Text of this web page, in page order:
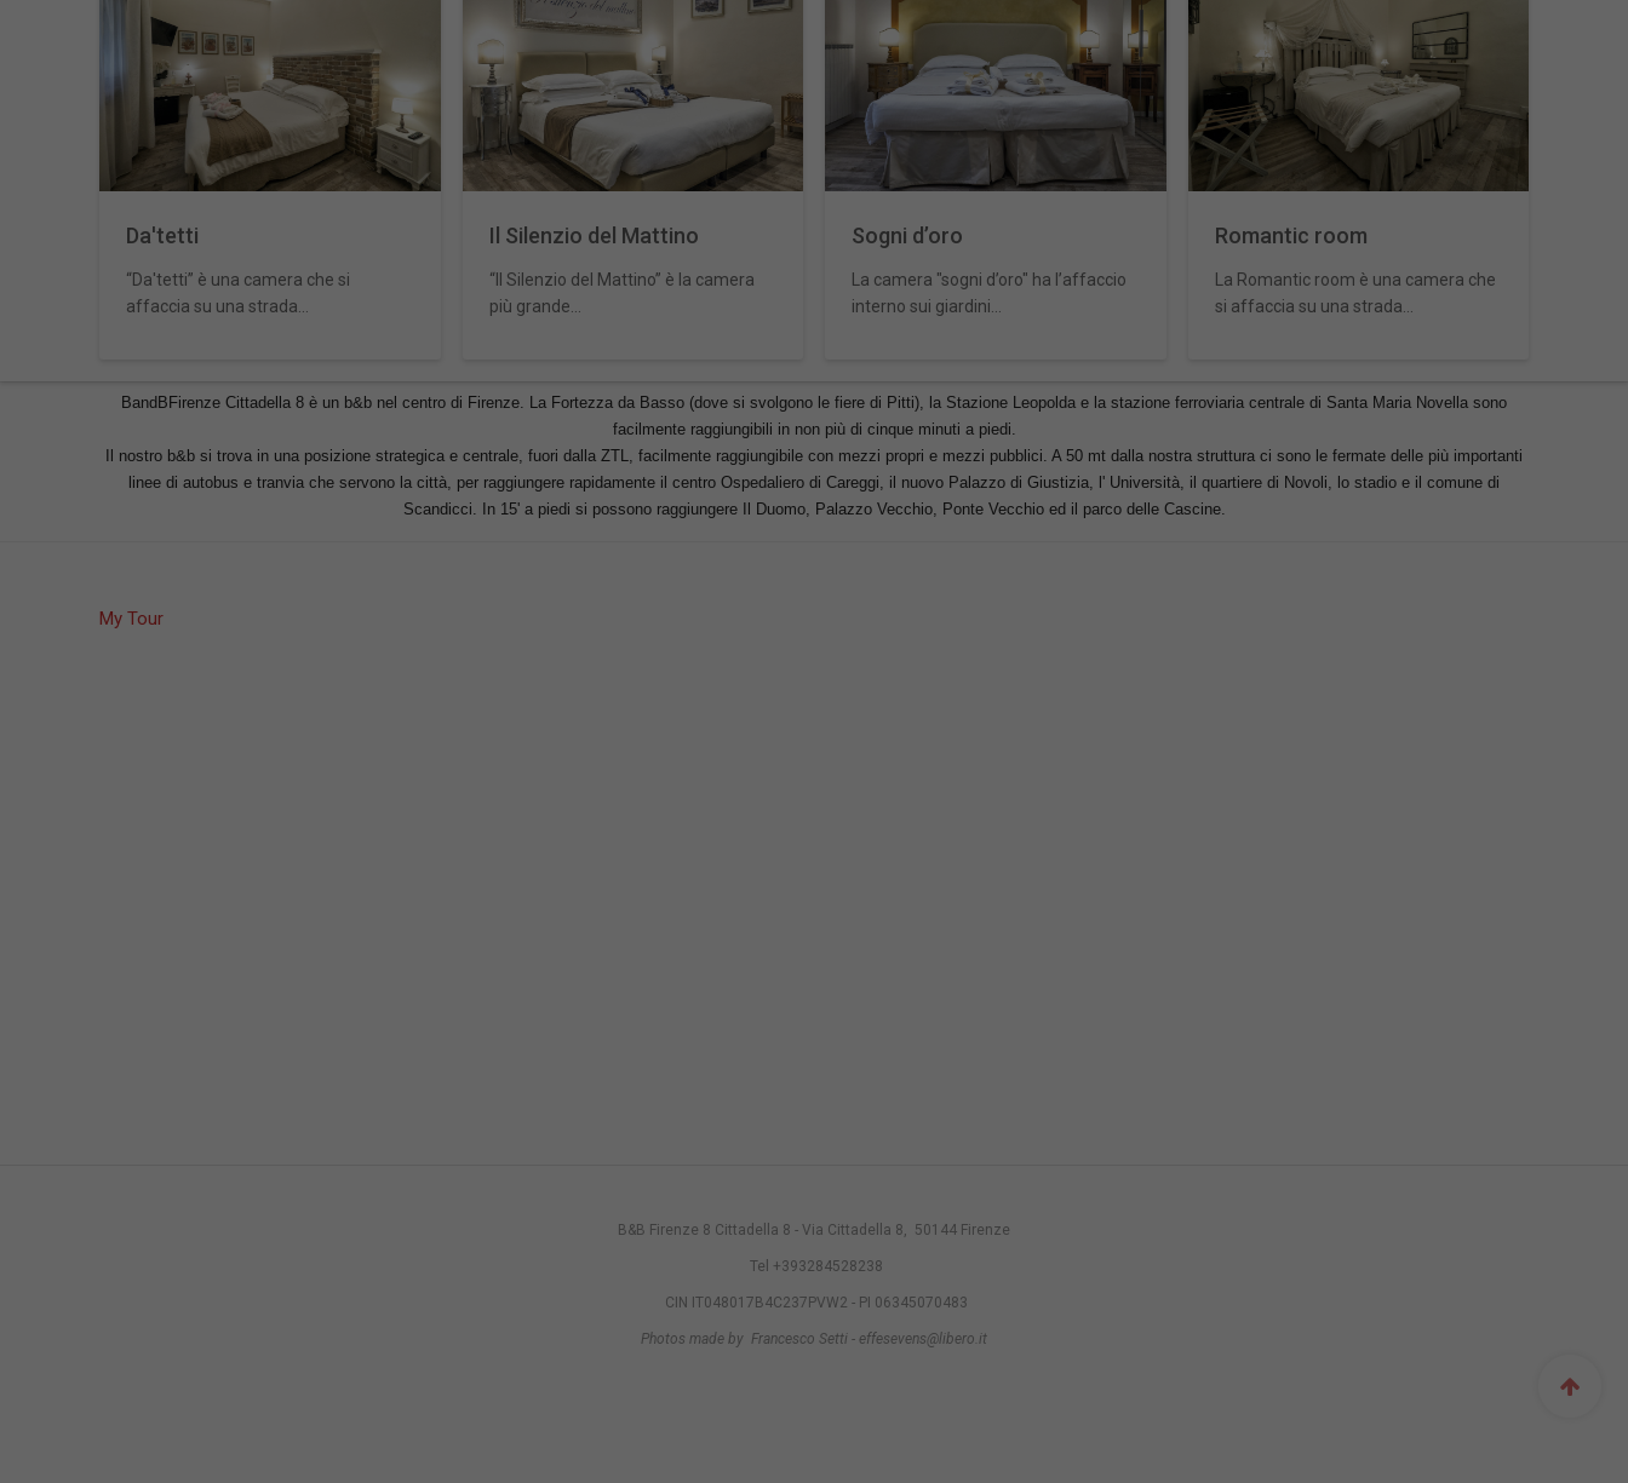
Da'tetti
“Da'tetti” è una camera che si
affaccia su una strada...
Il Silenzio del Mattino
“Il Silenzio del Mattino” è la camera
più grande...
Sogni d’oro
La camera "sogni d’oro" ha l’affaccio
interno sui giardini...
Romantic room
La Romantic room è una camera che
si affaccia su una strada...
BandBFirenze Cittadella 8 è un b&b nel centro di Firenze. La Fortezza da Basso (dove si svolgono le fiere di Pitti), la Stazione Leopolda e la stazione ferroviaria centrale di Santa Maria Novella sono
facilmente raggiungibili in non più di cinque minuti a piedi.
Il nostro b&b si trova in una posizione strategica e centrale, fuori dalla ZTL, facilmente raggiungibile con mezzi propri e mezzi pubblici. A 50 mt dalla nostra struttura ci sono le fermate delle più importanti
linee di autobus e tranvia che servono la città, per raggiungere rapidamente il centro Ospedaliero di Careggi, il nuovo Palazzo di Giustizia, l' Università, il quartiere di Novoli, lo stadio e il comune di
Scandicci. In 15' a piedi si possono raggiungere Il Duomo, Palazzo Vecchio, Ponte Vecchio ed il parco delle Cascine.
My Tour
B&B Firenze 8 Cittadella 8 - Via Cittadella 8, 50144 Firenze
Tel +393284528238
CIN IT048017B4C237PVW2 - PI 06345070483
Photos made by Francesco Setti - effesevens@libero.it